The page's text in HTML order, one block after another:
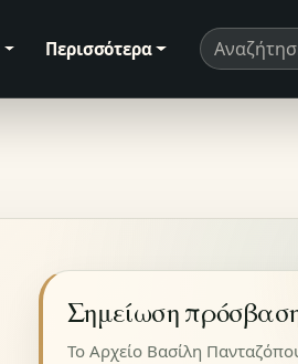
Περισσότερα Όρος
Σημείωση
Το Αρχείο Βασίλη